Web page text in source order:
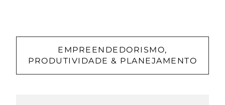
EMPREENDEDORISMO,
PRODUTIVIDADE & PLANEJAMENTO